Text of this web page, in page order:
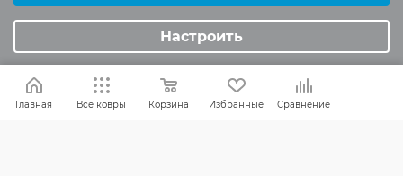
ИНФОРМАЦИЯ
Вопросы и ответы
Реквизиты
Политика конфиденциальности
Главная Все ковры Корзина Избранные Сравнение
Аналитические/Функциональные
Настроить